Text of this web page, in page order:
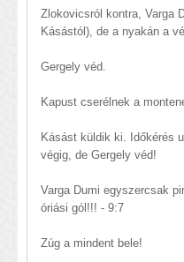
Zlokovicsról kontra, Varga
Kásástól), de a nyakán a
Gergely véd.
Kapust cserélnek a
Kásást küldik ki. Időkérés
végig, de Gergely véd!
Varga Dumi egyszercsak
óriási gól!!! - 9:7
Zúg a mindent bele!